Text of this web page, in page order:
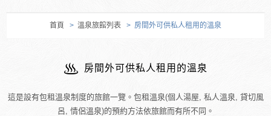
首頁 > 溫泉旅館列表 > 房間外可供私人租用的溫泉
房間外可供私人租用的溫泉
這是設有包租溫泉制度的旅館一覽。包租溫泉(個人湯屋, 私人溫泉, 貸切風
呂, 情侶溫泉)的預約方法依旅館而有所不同。